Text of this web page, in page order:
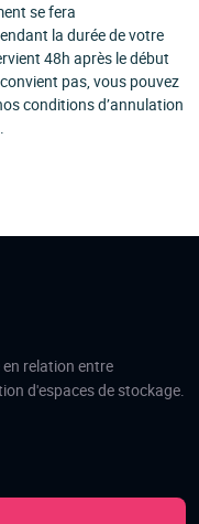
se fera
la durée de votre
48h après le début
pas, vous pouvez
conditions d’annulation
relation entre
d'espaces de stockage.